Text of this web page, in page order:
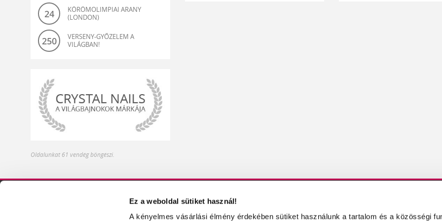
Ez a weboldal sütiket használ!
A kényelmes vásárlási élmény érdekében sütiket használunk a tartalom és a közösségi
24
KÖRÖMOLIMPIAI ARANY
(LONDON)
250
VERSENY-GYŐZELEM A
VILÁGBAN!
és
műköröm
Oldalunkat 61 vendég böngészi.
ÍZELÍTŐ TERMÉKEINKBŐL